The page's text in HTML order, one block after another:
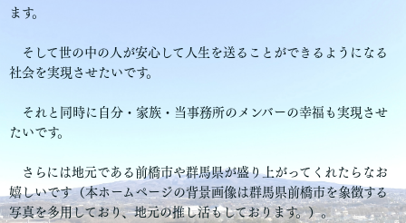
ます。
そして世の中の人が安心して人生を送ることができるようになる
社会を実現させたいです。
それと同時に自分・家族・当事務所のメンバーの幸福も実現させ
たいです。
さらには地元である前橋市や群馬県が盛り上がってくれたらなお
嬉しいです（本ホームページの背景画像は群馬県前橋市を象徴する
写真を多用しており、地元の推し活もしております。）。